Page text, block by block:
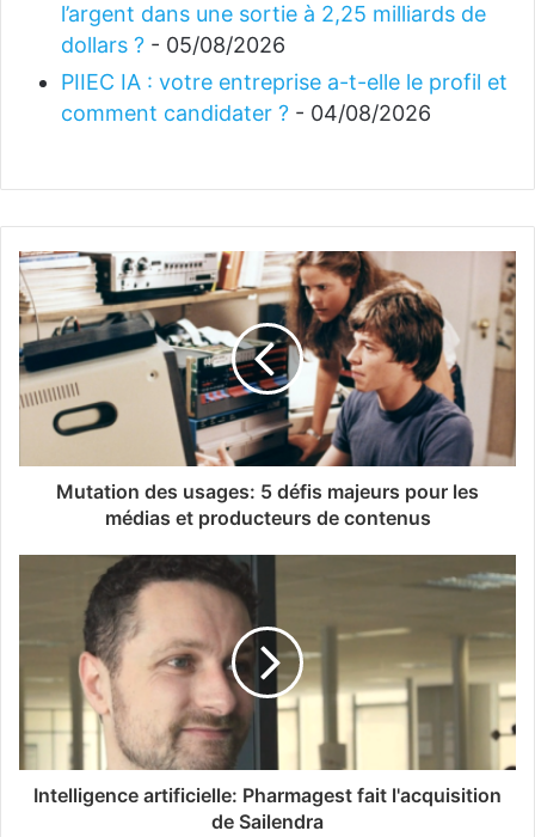
l’argent dans une sortie à 2,25 milliards de
dollars ? - 05/08/2026
PIIEC IA : votre entreprise a-t-elle le profil et
comment candidater ? - 04/08/2026
Mutation des usages: 5 défis majeurs pour les
médias et producteurs de contenus
Intelligence artificielle: Pharmagest fait l'acquisition
de Sailendra